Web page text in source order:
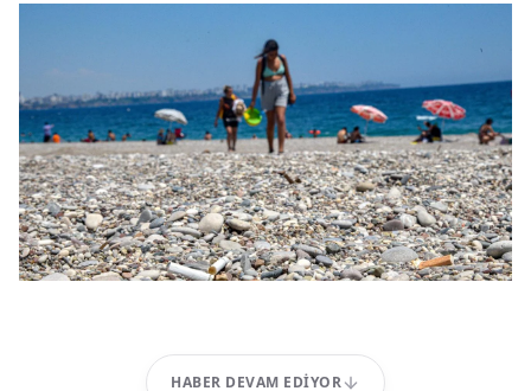
HABER DEVAM EDIYOR